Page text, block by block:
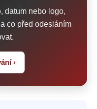
datum nebo logo,
co před odesláním
›